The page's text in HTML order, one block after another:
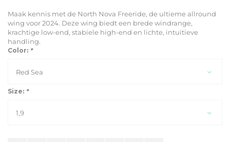
Maak kennis met de North Nova Freeride, de ultieme allround
wing voor 2024. Deze wing biedt een brede windrange,
krachtige low-end, stabiele high-end en lichte, intuïtieve
handling.
Color: *
Red Sea
Size: *
1,9